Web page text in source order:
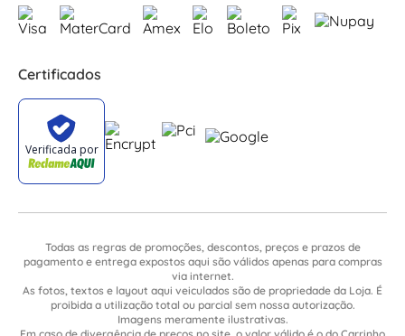
Certificados
Todas as regras de promoções, descontos, preços e prazos de
pagamento e entrega expostos aqui são válidos apenas para compras
via internet.
As fotos, textos e layout aqui veiculados são de propriedade da Loja. É
proibida a utilização total ou parcial sem nossa autorização.
Imagens meramente ilustrativas.